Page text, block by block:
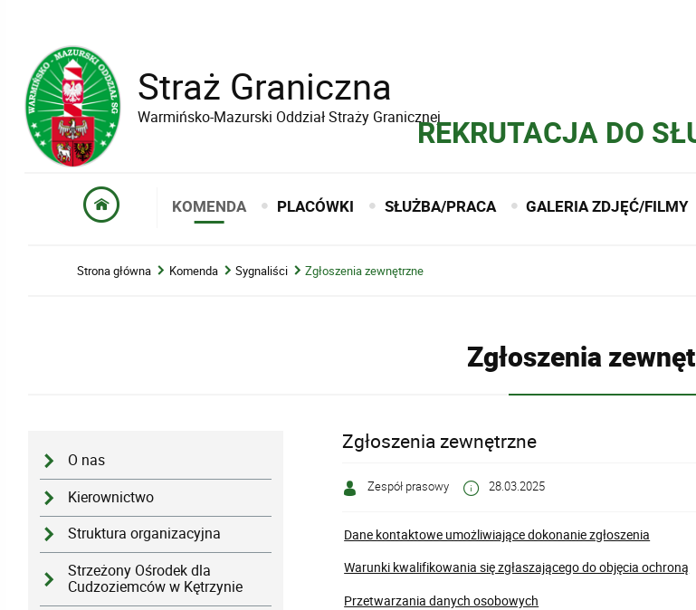
Straż Graniczna
Warmińsko-Mazurski Oddział Straży GranicznejREKRUTACJA DO
KOMENDA PLACÓWKI SŁUŻBA/PRACA GALERIA ZDJĘĆ/FILMY
Strona główna Komenda Sygnaliści Zgłoszenia zewnętrzne
Zgłoszenia
O nas
Kierownictwo
Struktura organizacyjna
Strzeżony Ośrodek dla
Cudzoziemców w Kętrzynie
Zgłoszenia zewnętrzne
Zespół prasowy 28.03.2025
Dane kontaktowe umożliwiające dokonanie zgłoszenia
Warunki kwalifikowania się zgłaszającego do objęcia ochroną
Przetwarzania danych osobowych